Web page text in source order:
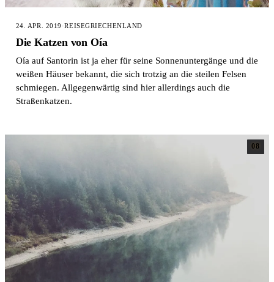
24. APR. 2019 ·REISEGRIECHENLAND
Die Katzen von Oía
Oía auf Santorin ist ja eher für seine Sonnenuntergänge und die
weißen Häuser bekannt, die sich trotzig an die steilen Felsen
schmiegen. Allgegenwärtig sind hier allerdings auch die
Straßenkatzen.
08